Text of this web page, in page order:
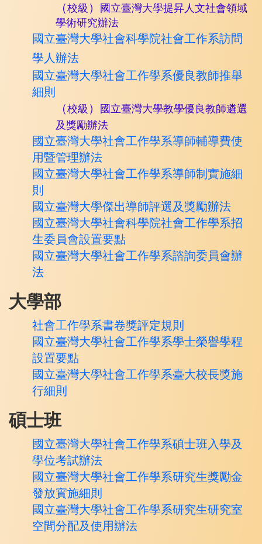
（校級 ）
國立臺灣大學提昇人文社會領域
學術研究辦法
國立臺灣大學社會科學院社會工作系訪問
學人辦法
國立臺灣大學社會工作學系優良教師推舉
細則
（校級 ）
國立臺灣大學教學優良教師遴選
及獎勵辦法
國立臺灣大學社會工作學系導師輔導費使
用暨管理辦法
國立臺灣大學社會工作學系導師制實施細
則
國立臺灣大學傑出導師評選及獎勵辦法
國立臺灣大學社會科學院社會工作學系招
生委員會設置要點
國立臺灣大學社會工作學系諮詢委員會辦
法
大學部
社會工作學系書卷獎評定規則
國立臺灣大學社會工作學系學士榮譽學程
設置要點
國立臺灣大學社會工作學系臺大校長獎施
行細則
碩士班
國立臺灣大學社會工作學系碩士班入學及
學位考試辦法
國立臺灣大學社會工作學系研究生獎勵金
發放實施細則
國立臺灣大學社會工作學系研究生研究室
空間分配及使用辦法